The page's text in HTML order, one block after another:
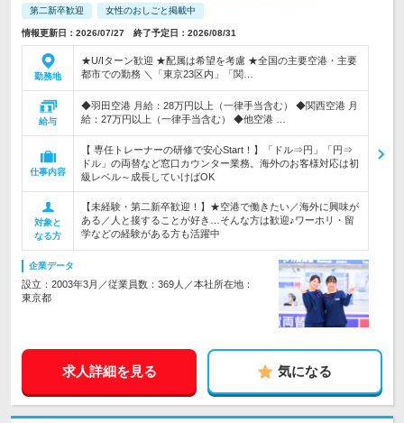
第二新卒歓迎 女性のおしごと掲載中
情報更新日：2026/07/27 終了予定日：2026/08/31
勤務地
★U/Iターン歓迎 ★配属は希望を考慮 ★全国の主要空港・主要
都市での勤務 ＼「東京23区内」「関…
給与
◆羽田空港 月給：28万円以上（一律手当含む） ◆関西空港 月
給：27万円以上（一律手当含む） ◆他空港 …
仕事内容
【 専任トレーナーの研修で安心Start！】「ドル⇒円」「円⇒
ドル」の両替など窓口カウンター業務。海外のお客様対応は初
級レベル～成長していけばOK
対象と
なる方
【未経験・第二新卒歓迎！】★空港で働きたい／海外に興味が
ある／人と接することが好き…そんな方は歓迎♪ワーホリ・留
学などの経験がある方も活躍中
企業データ
設立：2003年3月／従業員数：369人／本社所在地：
東京都
求人詳細を見る 気になる